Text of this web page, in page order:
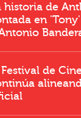
historia de
en
de